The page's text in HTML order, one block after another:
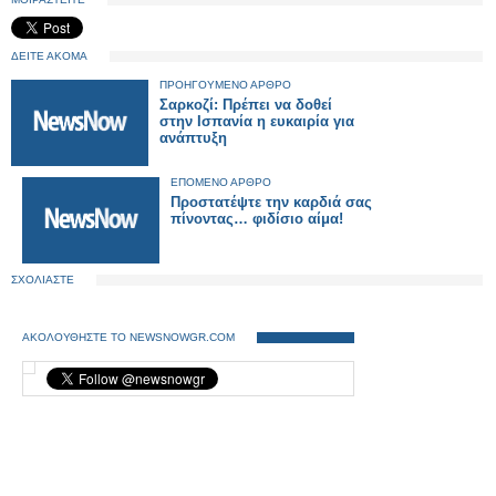
ΔΕΙΤΕ ΑΚΟΜΑ
ΠΡΟΗΓΟΥΜΕΝΟ ΑΡΘΡΟ
Σαρκοζί: Πρέπει να δοθεί
στην Ισπανία η ευκαιρία για
ανάπτυξη
ΕΠΟΜΕΝΟ ΑΡΘΡΟ
Προστατέψτε την καρδιά σας
πίνοντας… φιδίσιο αίμα!
ΣΧΟΛΙΑΣΤΕ
ΑΚΟΛΟΥΘΗΣΤΕ ΤΟ NEWSNOWGR.COM